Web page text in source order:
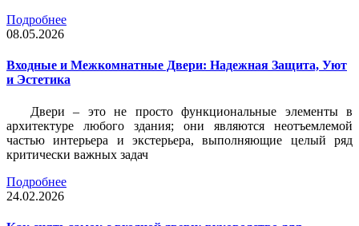
Подробнее
08.05.2026
Входные и Межкомнатные Двери: Надежная Защита, Уют
и Эстетика
Двери – это не просто функциональные элементы в
архитектуре любого здания; они являются неотъемлемой
частью интерьера и экстерьера, выполняющие целый ряд
критически важных задач
Подробнее
24.02.2026